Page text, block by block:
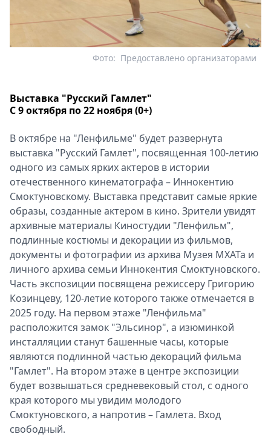
Предоставлено организаторами
Фото:
Выставка "Русский Гамлет"
С 9 октября по 22 ноября (0+)
В октябре на "Ленфильме" будет развернута
выставка "Русский Гамлет", посвященная 100-летию
одного из самых ярких актеров в истории
отечественного кинематографа – Иннокентию
Смоктуновскому. Выставка представит самые яркие
образы, созданные актером в кино. Зрители увидят
архивные материалы Киностудии "Ленфильм",
подлинные костюмы и декорации из фильмов,
документы и фотографии из архива Музея МХАТа и
личного архива семьи Иннокентия Смоктуновского.
Часть экспозиции посвящена режиссеру Григорию
Козинцеву, 120-летие которого также отмечается в
2025 году. На первом этаже "Ленфильма"
расположится замок "Эльсинор", а изюминкой
инсталляции станут башенные часы, которые
являются подлинной частью декораций фильма
"Гамлет". На втором этаже в центре экспозиции
будет возвышаться средневековый стол, с одного
края которого мы увидим молодого
Смоктуновского, а напротив – Гамлета. Вход
свободный.